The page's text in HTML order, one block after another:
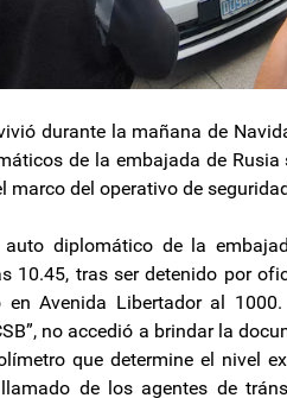
durante la mañana de
de la embajada de
marco del operativo de
diplomático de la
10.45, tras ser detenido por
en Avenida Libertador al
no accedió a brindar la
que determine el nivel
de los agentes de